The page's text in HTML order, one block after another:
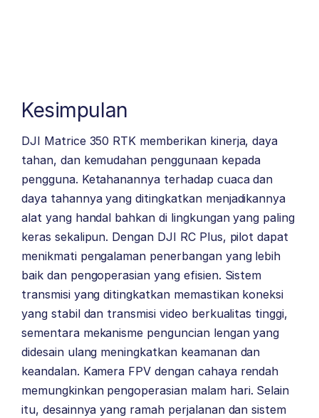
Kesimpulan
DJI Matrice 350 RTK memberikan kinerja, daya
tahan, dan kemudahan penggunaan kepada
pengguna. Ketahanannya terhadap cuaca dan
daya tahannya yang ditingkatkan menjadikannya
alat yang handal bahkan di lingkungan yang paling
keras sekalipun. Dengan DJI RC Plus, pilot dapat
menikmati pengalaman penerbangan yang lebih
baik dan pengoperasian yang efisien. Sistem
transmisi yang ditingkatkan memastikan koneksi
yang stabil dan transmisi video berkualitas tinggi,
sementara mekanisme penguncian lengan yang
didesain ulang meningkatkan keamanan dan
keandalan. Kamera FPV dengan cahaya rendah
memungkinkan pengoperasian malam hari. Selain
itu, desainnya yang ramah perjalanan dan sistem